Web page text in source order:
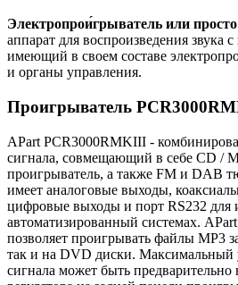
Электропрои́грыватель или
аппарат для воспроизведения звука
имеющий в своем составе
и органы управления.
Проигрыватель
APart PCR3000RMKIII -
сигнала, совмещающий в себе CD /
проигрыватель, а также FM и DAB
имеет аналоговые выходы,
цифровые выходы и порт RS232 для
автоматизированный системах.
позволяет проигрывать файлы MP3
так и на DVD диски. Максимальный
сигнала может быть